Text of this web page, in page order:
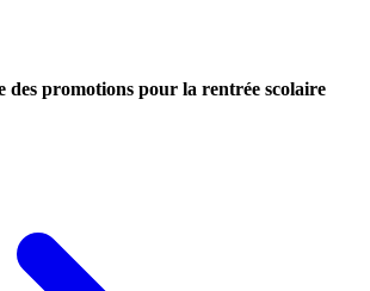
des promotions pour la rentrée scolaire